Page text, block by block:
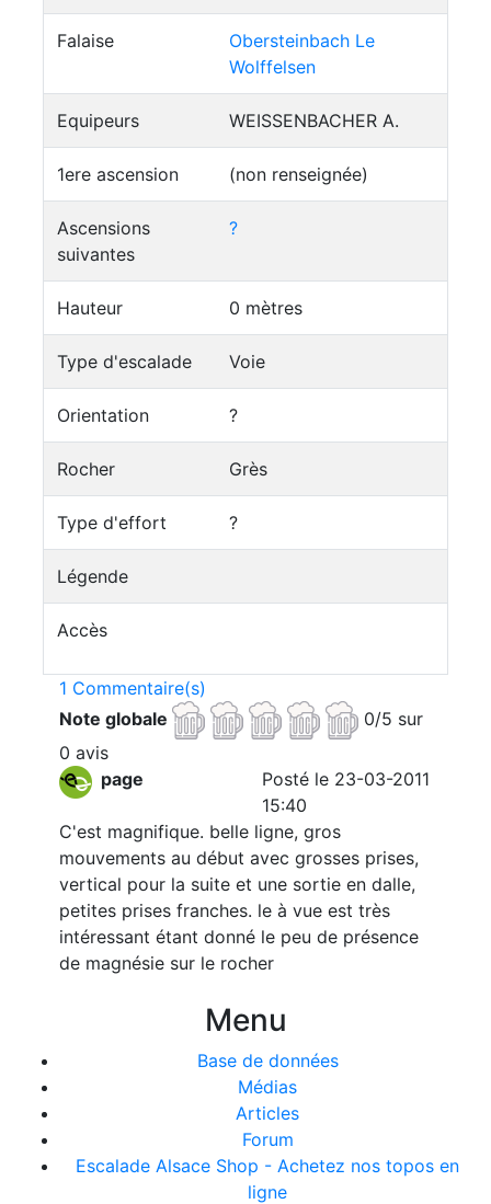
Falaise
Obersteinbach Le
Wolffelsen
Equipeurs WEISSENBACHER A.
1ere ascension (non renseignée)
Ascensions
suivantes
?
Hauteur 0 mètres
Type d'escalade Voie
Orientation ?
Rocher Grès
Type d'effort ?
Légende
Accès
1 Commentaire(s)
Note globale
0/5 sur
0 avis
page
Posté le 23-03-2011
15:40
C'est magnifique. belle ligne, gros
mouvements au début avec grosses prises,
vertical pour la suite et une sortie en dalle,
petites prises franches. le à vue est très
intéressant étant donné le peu de présence
de magnésie sur le rocher
Menu
Base de données
Médias
Articles
Forum
Escalade Alsace Shop - Achetez nos topos en
ligne